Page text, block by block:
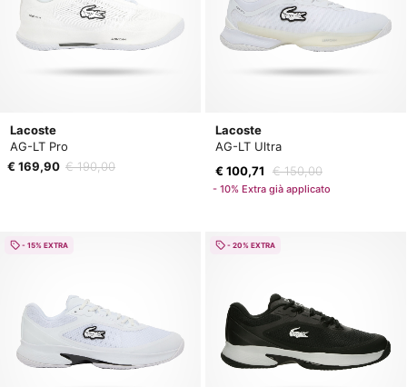
Lacoste
AG-LT Pro
€ 169,90 € 190,00
Lacoste
AG-LT Ultra
€ 100,71
€ 150,00
- 10% Extra già applicato
- 15% EXTRA - 20% EXTRA